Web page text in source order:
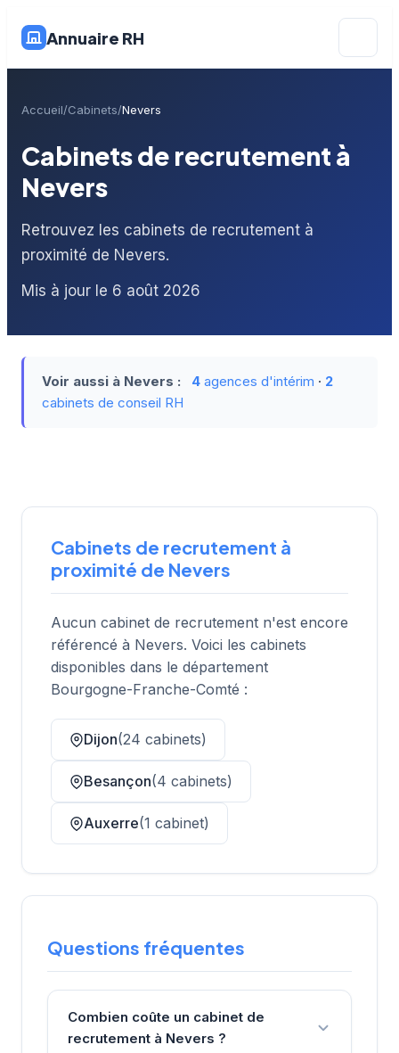
Annuaire RH
Accueil Cabinets Nevers
Cabinets de recrutement à
Nevers
Retrouvez les cabinets de recrutement à
proximité de Nevers.
Mis à jour le 6 août 2026
Voir aussi à Nevers : 4 agences d'intérim · 2
cabinets de conseil RH
Cabinets de recrutement à
proximité de Nevers
Aucun cabinet de recrutement n'est encore
référencé à Nevers. Voici les cabinets
disponibles dans le département
Bourgogne-Franche-Comté :
Dijon(24 cabinets)
Besançon(4 cabinets)
Auxerre(1 cabinet)
Questions fréquentes
Combien coûte un cabinet de
recrutement à Nevers ?